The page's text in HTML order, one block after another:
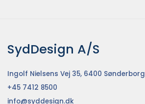
SydDesign A/S
Ingolf Nielsens Vej 35, 6400 Sønderborg
+45 7412 8500
info@syddesign.dk